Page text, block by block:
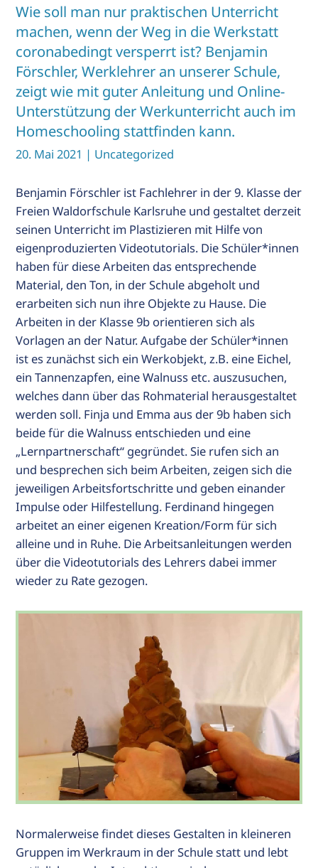
Wie soll man nur praktischen Unterricht
machen, wenn der Weg in die Werkstatt
coronabedingt versperrt ist? Benjamin
Förschler, Werklehrer an unserer Schule,
zeigt wie mit guter Anleitung und Online-
Unterstützung der Werkunterricht auch im
Homeschooling stattfinden kann.
20. Mai 2021 | Uncategorized
Benjamin Förschler ist Fachlehrer in der 9. Klasse der
Freien Waldorfschule Karlsruhe und gestaltet derzeit
seinen Unterricht im Plastizieren mit Hilfe von
eigenproduzierten Videotutorials. Die Schüler*innen
haben für diese Arbeiten das entsprechende
Material, den Ton, in der Schule abgeholt und
erarbeiten sich nun ihre Objekte zu Hause. Die
Arbeiten in der Klasse 9b orientieren sich als
Vorlagen an der Natur. Aufgabe der Schüler*innen
ist es zunächst sich ein Werkobjekt, z.B. eine Eichel,
ein Tannenzapfen, eine Walnuss etc. auszusuchen,
welches dann über das Rohmaterial herausgestaltet
werden soll. Finja und Emma aus der 9b haben sich
beide für die Walnuss entschieden und eine
„Lernpartnerschaft“ gegründet. Sie rufen sich an
und besprechen sich beim Arbeiten, zeigen sich die
jeweiligen Arbeitsfortschritte und geben einander
Impulse oder Hilfestellung. Ferdinand hingegen
arbeitet an einer eigenen Kreation/Form für sich
alleine und in Ruhe. Die Arbeitsanleitungen werden
über die Videotutorials des Lehrers dabei immer
wieder zu Rate gezogen.
Normalerweise findet dieses Gestalten in kleineren
Gruppen im Werkraum in der Schule statt und lebt